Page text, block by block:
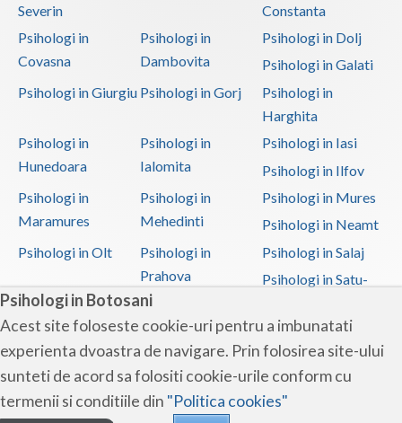
Psihologi in Botosani
Acest site foloseste cookie-uri pentru a imbunatati
experienta dvoastra de navigare. Prin folosirea site-ului
sunteti de acord sa folositi cookie-urile conform cu
termenii si conditiile din "Politica cookies"
Severin
Constanta
Psihologi in
Covasna
Psihologi in
Dambovita
Psihologi in Dolj
Psihologi in Galati
Psihologi in Giurgiu Psihologi in Gorj
Psihologi in
Harghita
Psihologi in
Hunedoara
Psihologi in
Ialomita
Psihologi in Iasi
Psihologi in Ilfov
Psihologi in
Maramures
Psihologi in
Mehedinti
Psihologi in Mures
Psihologi in Neamt
Psihologi in Olt
Psihologi in
Prahova
Psihologi in Salaj
Psihologi in Satu-
Psihologi in Sibiu
Psihologi in
Suceava
Psihologi in
Teleorman
Psihologi in Timis
Psihologi in Tulcea Psihologi in Valcea
Psihologi in Vaslui
Psihologi in